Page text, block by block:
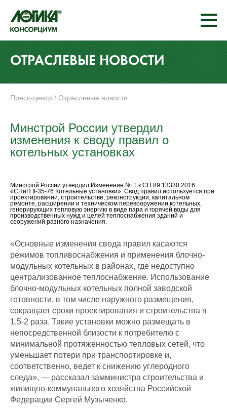
ОТРАСЛЕВЫЕ НОВОСТИ
Пресс-центр / Отраслевые новости
Минстрой России утвердил
изменения к своду правил о
котельных установках
Минстрой России утвердил Изменение № 1 к СП 89.13330.2016
«СНиП II-35-76 Котельные установки». Свод правил используется при
проектировании, строительстве, реконструкции, капитальном
ремонте, расширении и техническом перевооружении котельных,
генерирующих тепловую энергию в виде пара и горячей воды для
производственных нужд и целей теплоснабжения зданий и
сооружений разного назначения.
«Основные изменения свода правил касаются
режимов топливоснабжения и применения блочно-
модульных котельных в районах, где недоступно
централизованное теплоснабжение. Использование
блочно-модульных котельных полной заводской
готовности, в том числе наружного размещения,
сокращает сроки проектирования и строительства в
1,5-2 раза. Такие установки можно размещать в
непосредственной близости к потребителю с
минимальной протяженностью тепловых сетей, что
уменьшает потери при транспортировке и,
соответственно, ведет к снижению углеродного
следа», — рассказал замминистра строительства и
жилищно-коммунального хозяйства Российской
Федерации Сергей Музыченко.